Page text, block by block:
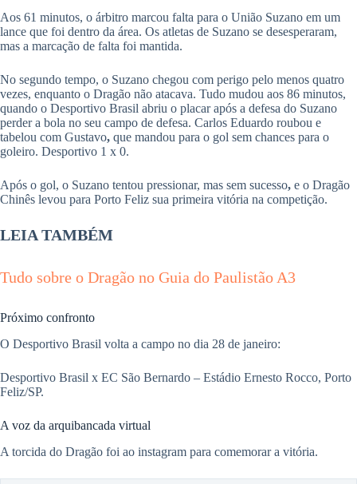
Aos 61 minutos, o árbitro marcou falta para o União Suzano em um
lance que foi dentro da área. Os atletas de Suzano se desesperaram,
mas a marcação de falta foi mantida.
No segundo tempo, o Suzano chegou com perigo pelo menos quatro
vezes, enquanto o Dragão não atacava. Tudo mudou aos 86 minutos,
quando o Desportivo Brasil abriu o placar após a defesa do Suzano
perder a bola no seu campo de defesa. Carlos Eduardo roubou e
tabelou com Gustavo, que mandou para o gol sem chances para o
goleiro. Desportivo 1 x 0.
Após o gol, o Suzano tentou pressionar, mas sem sucesso, e o Dragão
Chinês levou para Porto Feliz sua primeira vitória na competição.
LEIA TAMBÉM
Tudo sobre o Dragão no Guia do Paulistão A3
Próximo confronto
O Desportivo Brasil volta a campo no dia 28 de janeiro:
Desportivo Brasil x EC São Bernardo – Estádio Ernesto Rocco, Porto
Feliz/SP.
A voz da arquibancada virtual
A torcida do Dragão foi ao instagram para comemorar a vitória.